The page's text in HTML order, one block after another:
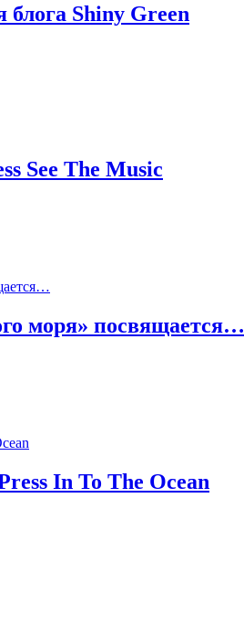
блога Shiny Green
See The Music
моря» посвящается…
In To The Ocean